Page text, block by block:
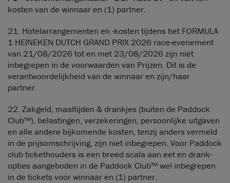
kosten van de winnaar en (1) partner.
21. Hotelarrangementen en -kosten tijdens het FORMULA
1 HEINEKEN DUTCH GRAND PRIX 2026 race-evenement
van 21/08/2026 tot en met 23/08/2026 zijn niet
inbegrepen in de voorwaarden van Prijzen. Dit is de
verantwoordelijkheid van de winnaar en zijn/haar
partner.
22. Zakgeld, maaltijden & drankjes (buiten de Paddock
Club™), belastingen, verzekeringen, persoonlijke uitgaven
en alle andere bijkomende kosten, tenzij anders vermeld
in de prijsomschrijving, zijn niet inbegrepen. Voor Paddock
club tickethouders is een breed scala aan eet en drank-
opties aangeboden in de Paddock Club™ wel inbegrepen
in de tickets voor winnaar en (1) partner.